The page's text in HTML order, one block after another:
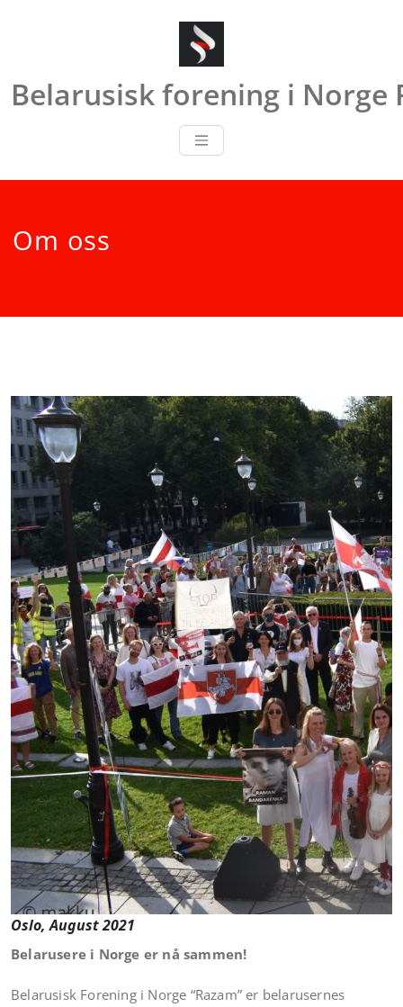
Belarusisk forening i Norge
Om oss
Oslo, August 2021
Belarusere i Norge er nå sammen!
Belarusisk Forening i Norge “Razam” er belarusernes